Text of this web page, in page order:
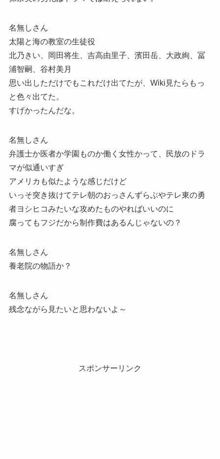
名無しさん
太陽と海の教室の生徒役
北乃きい、岡田将生、吉高由里子、濱田岳、大政絢、冨
浦智嗣、谷村美月
思い出しただけでもこれだけ出てたが、Wiki見たらもっ
と色々出てた。
すげかったんだな。
名無しさん
弁護士か医者か学園ものか働く女性かって、民放のドラ
マが似通いすぎ
アメリカも似たような感じだけど
いっそ突き抜けてテレ朝のおっさんずらぶやテレ東の勇
者ヨシヒコみたいな攻めたものやればいいのに
腐ってもフジだから制作費はあるんじゃないの？
名無しさん
養老院の物語か？
名無しさん
残念ながら見たいと思わないよ～
スポンサーリンク